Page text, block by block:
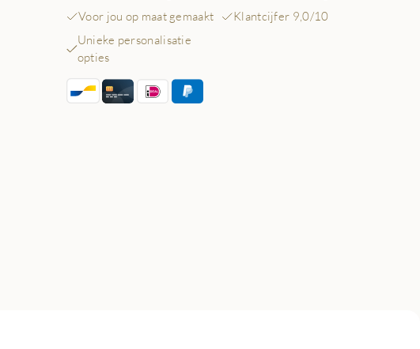
Voor jou op maat gemaakt
Klantcijfer 9,0/10
Unieke personalisatie
opties